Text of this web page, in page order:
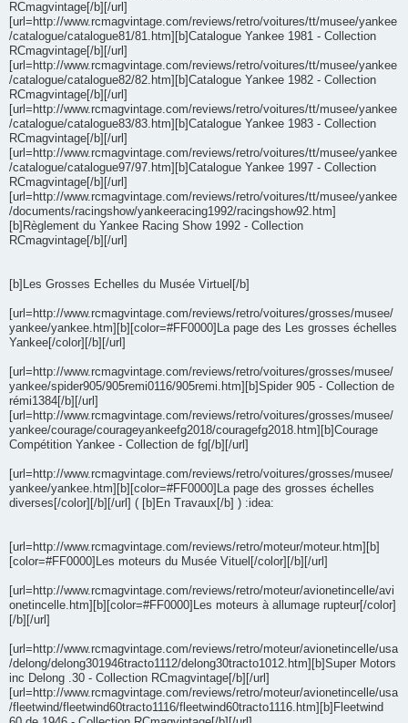
RCmagvintage[/b][/url]
[url=http://www.rcmagvintage.com/reviews/retro/voitures/tt/musee/yankee
/catalogue/catalogue81/81.htm][b]Catalogue Yankee 1981 - Collection
RCmagvintage[/b][/url]
[url=http://www.rcmagvintage.com/reviews/retro/voitures/tt/musee/yankee
/catalogue/catalogue82/82.htm][b]Catalogue Yankee 1982 - Collection
RCmagvintage[/b][/url]
[url=http://www.rcmagvintage.com/reviews/retro/voitures/tt/musee/yankee
/catalogue/catalogue83/83.htm][b]Catalogue Yankee 1983 - Collection
RCmagvintage[/b][/url]
[url=http://www.rcmagvintage.com/reviews/retro/voitures/tt/musee/yankee
/catalogue/catalogue97/97.htm][b]Catalogue Yankee 1997 - Collection
RCmagvintage[/b][/url]
[url=http://www.rcmagvintage.com/reviews/retro/voitures/tt/musee/yankee
/documents/racingshow/yankeeracing1992/racingshow92.htm]
[b]Règlement du Yankee Racing Show 1992 - Collection
RCmagvintage[/b][/url]
[b]Les Grosses Echelles du Musée Virtuel[/b]
[url=http://www.rcmagvintage.com/reviews/retro/voitures/grosses/musee/
yankee/yankee.htm][b][color=#FF0000]La page des Les grosses échelles
Yankee[/color][/b][/url]
[url=http://www.rcmagvintage.com/reviews/retro/voitures/grosses/musee/
yankee/spider905/905remi0116/905remi.htm][b]Spider 905 - Collection de
rémi1384[/b][/url]
[url=http://www.rcmagvintage.com/reviews/retro/voitures/grosses/musee/
yankee/courage/courageyankeefg2018/couragefg2018.htm][b]Courage
Compétition Yankee - Collection de fg[/b][/url]
[url=http://www.rcmagvintage.com/reviews/retro/voitures/grosses/musee/
yankee/yankee.htm][b][color=#FF0000]La page des grosses échelles
diverses[/color][/b][/url] ( [b]En Travaux[/b] ) :idea:
[url=http://www.rcmagvintage.com/reviews/retro/moteur/moteur.htm][b]
[color=#FF0000]Les moteurs du Musée Vituel[/color][/b][/url]
[url=http://www.rcmagvintage.com/reviews/retro/moteur/avionetincelle/avi
onetincelle.htm][b][color=#FF0000]Les moteurs à allumage rupteur[/color]
[/b][/url]
[url=http://www.rcmagvintage.com/reviews/retro/moteur/avionetincelle/usa
/delong/delong301946tracto1112/delong30tracto1012.htm][b]Super Motors
inc Delong .30 - Collection RCmagvintage[/b][/url]
[url=http://www.rcmagvintage.com/reviews/retro/moteur/avionetincelle/usa
/fleetwind/fleetwind60tracto1116/fleetwind60tracto1116.htm][b]Fleetwind